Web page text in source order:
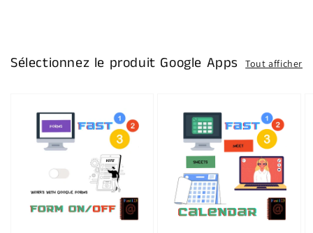
Sélectionnez le produit Google Apps Tout afficher